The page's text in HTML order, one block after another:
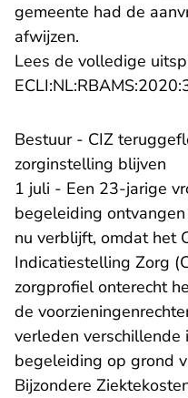
gemeente had de
afwijzen.
Lees de volledige
Bestuur - CIZ
zorginstelling blijven
1 juli - Een 23-jarige
begeleiding
nu verblijft, omdat het
Indicatiestelling Zorg
zorgprofiel onterecht
de
verleden verschillende
begeleiding op grond
Bijzondere